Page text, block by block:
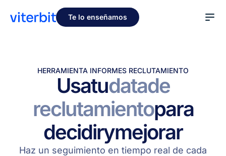
Te lo enseñamos
HERRAMIENTA INFORMES RECLUTAMIENTO
Usatudatade
reclutamientopara
decidirymejorar
Haz un seguimiento en tiempo real de cada